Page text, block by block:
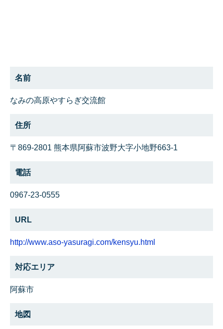
名前
なみの高原やすらぎ交流館
住所
〒869-2801 熊本県阿蘇市波野大字小地野663-1
電話
0967-23-0555
URL
http://www.aso-yasuragi.com/kensyu.html
対応エリア
阿蘇市
地図